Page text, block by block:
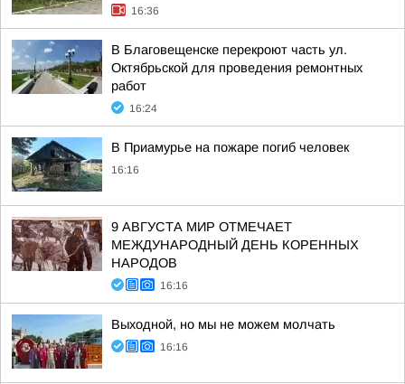
16:36
В Благовещенске перекроют часть ул.
Октябрьской для проведения ремонтных
работ
16:24
В Приамурье на пожаре погиб человек
16:16
9 АВГУСТА МИР ОТМЕЧАЕТ
МЕЖДУНАРОДНЫЙ ДЕНЬ КОРЕННЫХ
НАРОДОВ
16:16
Выходной, но мы не можем молчать
16:16